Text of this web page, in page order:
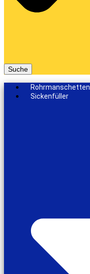
Suche
Rohrmanschetten
Sickenfüller